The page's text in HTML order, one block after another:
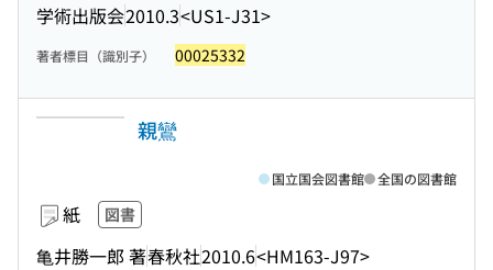
学術出版会2010.3<US1-J31>
著者標目（識別子） 00025332
親鸞
紙 図書
亀井勝一郎 著春秋社2010.6<HM163-J97>
国立国会図書館 全国の図書館